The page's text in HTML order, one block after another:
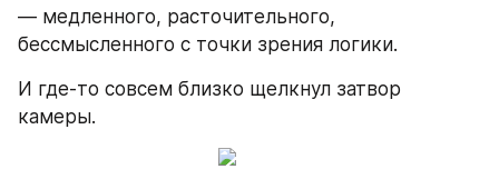
— медленного, расточительного,
бессмысленного с точки зрения логики.
И где-то совсем близко щелкнул затвор
камеры.